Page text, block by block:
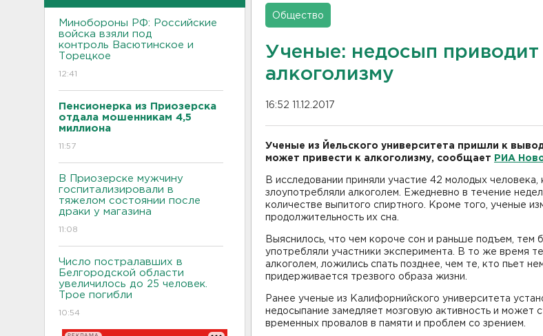
Минобороны РФ: Российские
войска взяли под
контроль Васютинское и
Торецкое
12:41
Пенсионерка из Приозерска
отдала мошенникам 4,5
миллиона
11:57
В Приозерске мужчину
госпитализировали в
тяжелом состоянии после
драки у магазина
11:08
Число постралавших в
Белгородской области
увеличилось до 25 человек.
Трое погибли
10:54
Общество
Ученые: недосып приводит
алкоголизму
16:52 11.12.2017
Ученые из Йельского университета пришли к
может привести к алкоголизму, сообщает
РИА
В исследовании приняли участие 42 молодых
злоупотребляли алкоголем. Ежедневно в течение
количестве выпитого спиртного. Кроме того, ученые
продолжительность их сна.
Выяснилось, что чем короче сон и раньше подъем, тем
употребляли участники эксперимента. В то же время
алкоголем, ложились спать позднее, чем те, кто пьет
придерживается трезвого образа жизни.
Ранее ученые из Калифорнийского университета
недосыпание замедляет мозговую активность и может
временных провалов в памяти и проблем со зрением.